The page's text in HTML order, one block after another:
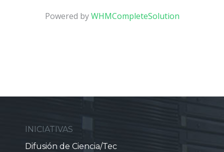
Powered byWHMCompleteSolution
INICIATIVAS
Difusión de Ciencia/Tec